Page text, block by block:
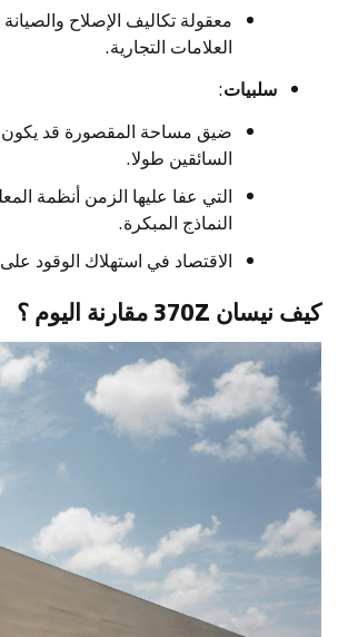
معقولة تكاليف الإصلاح
العلامات التجارية.
سلبيات:
ضيق مساحة المقصورة قد
السائقين طولا.
التي عفا عليها الزمن أنظمة
النماذج المبكرة.
الاقتصاد في استهلاك الوقود
كيف نيسان 370Z مقارنة اليوم ؟